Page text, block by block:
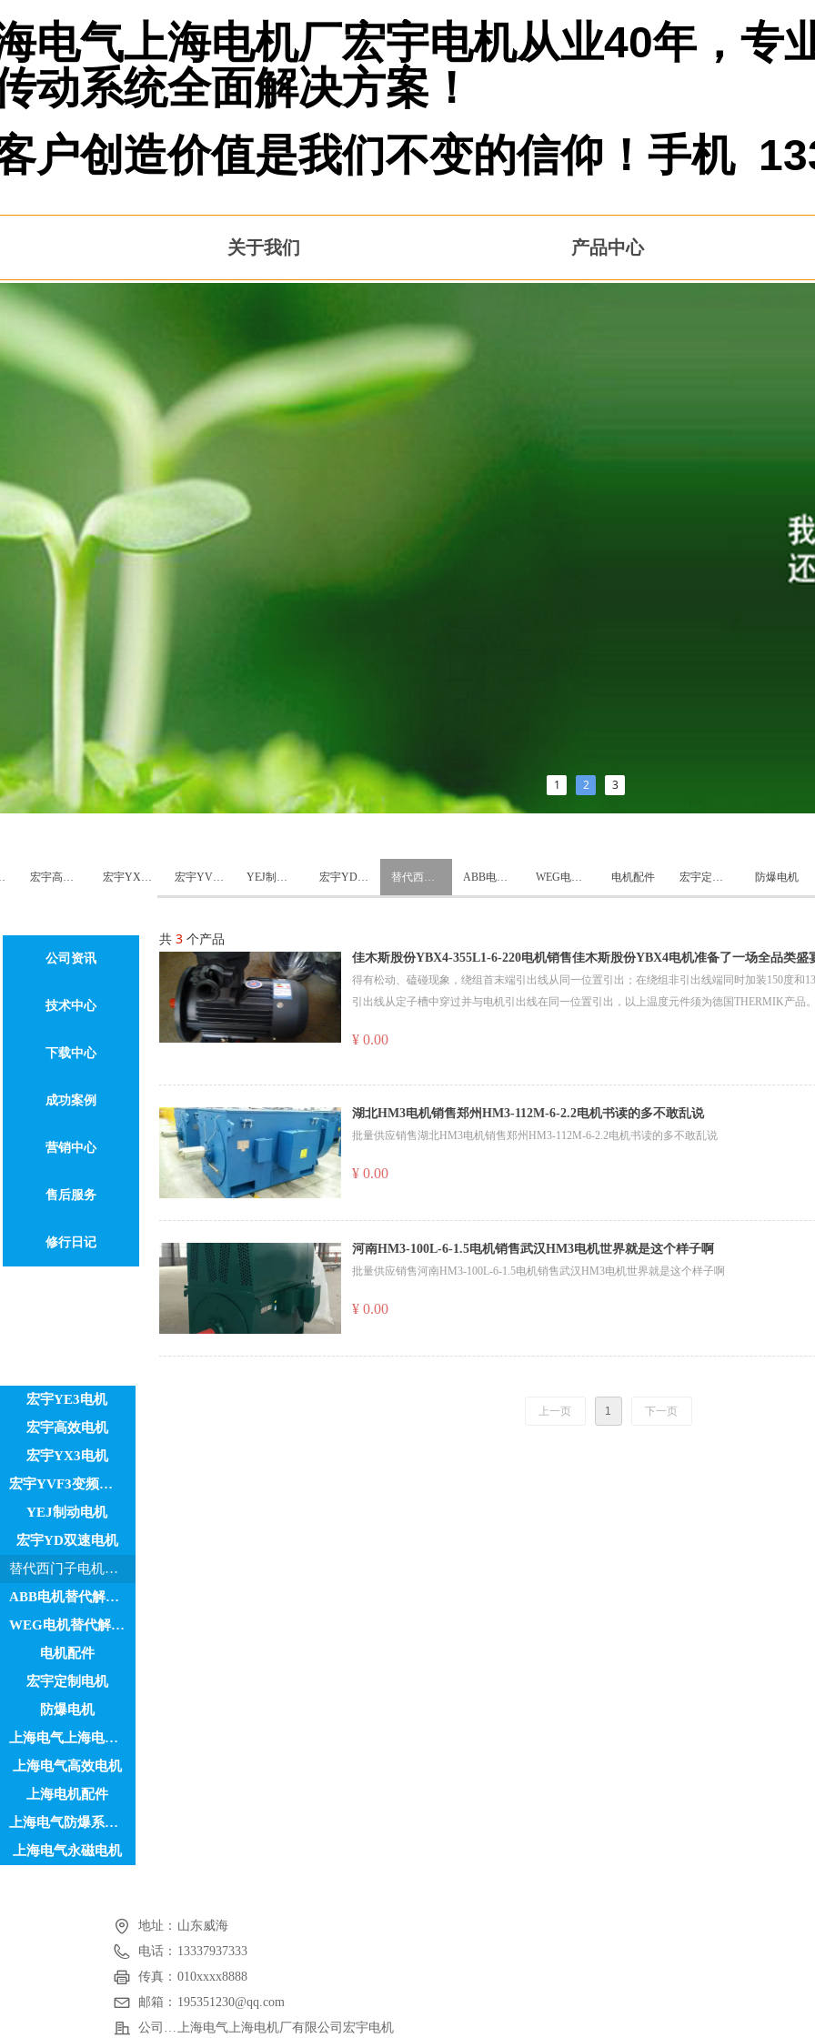
1 2 3
电气上海电机厂宏宇电机从业40年，专
动系统全面解决方案！
户创造价值是我们不变的信仰！手机
关于我们 产品中心
共 3 个产品
佳木斯股份YBX4-355L1-6-220电机销售佳木斯股份YBX4电机准备了一场全品类盛
得有松动、磕碰现象，绕组首末端引出线从同一位置引出；在绕组非引出线端同时加装150度和
引出线从定子槽中穿过并与电机引出线在同一位置引出，以上温度元件须为德国THERMIK产品
¥ 0.00
湖北HM3电机销售郑州HM3-112M-6-2.2电机书读的多不敢乱说
批量供应销售湖北HM3电机销售郑州HM3-112M-6-2.2电机书读的多不敢乱说
¥ 0.00
河南HM3-100L-6-1.5电机销售武汉HM3电机世界就是这个样子啊
批量供应销售河南HM3-100L-6-1.5电机销售武汉HM3电机世界就是这个样子啊
¥ 0.00
上一页 1 下一页
机 宏宇高效电机 宏宇YX3电机 宏宇YVF3变频电机 YEJ制动电机 宏宇YD双速电机 替代西门子电机解决方案 ABB电机替代解决方案 WEG电机替代解决方案 电机配件 宏宇定制电机 防爆电机
公司资讯
技术中心
下载中心
成功案例
营销中心
售后服务
修行日记
宏宇YE3电机
宏宇高效电机
宏宇YX3电机
宏宇YVF3变频电机
YEJ制动电机
宏宇YD双速电机
替代西门子电机解决方案
ABB电机替代解决方案
WEG电机替代解决方案
电机配件
宏宇定制电机
防爆电机
上海电气上海电机中高压系列
上海电气高效电机
上海电机配件
上海电气防爆系列电机
上海电气永磁电机
地址： 山东威海
电话： 13337937333
传真： 010xxxx8888
邮箱： 195351230@qq.com
公司名称：
上海电气上海电机厂有限公司宏宇电机